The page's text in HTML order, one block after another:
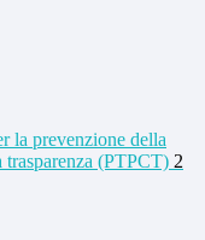
la prevenzione della
trasparenza (PTPCT) 2